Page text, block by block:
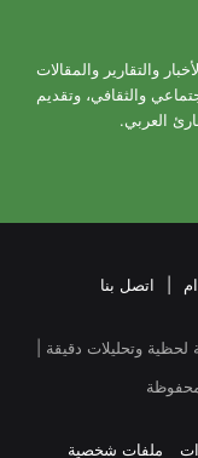
والتقارير والمقالات
والثقافي، وتقديم
العربي.
اتصل بنا
وتحليلات دقيقة |
ملفات شخصية